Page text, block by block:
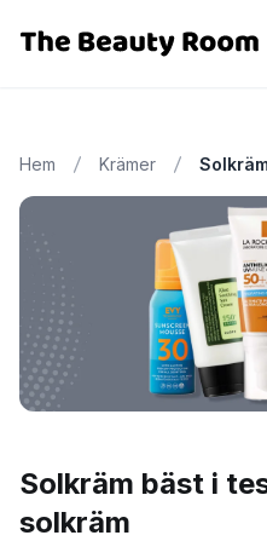
Hem Krämer
Solkräm bäst i
solkräm